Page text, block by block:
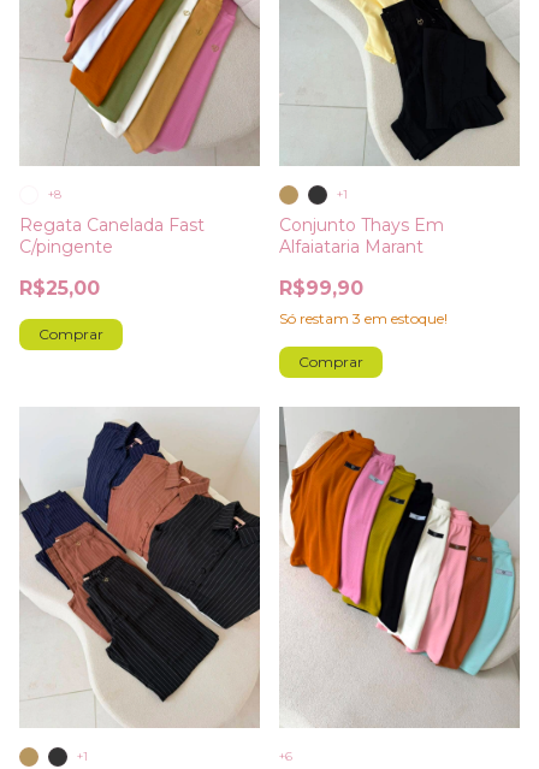
Regata Canelada Fast
C/pingente
R$25,00
+8
Comprar
Conjunto Thays Em
Alfaiataria Marant
R$99,90
Só restam 3 em estoque!
+1
Comprar
+1 +6